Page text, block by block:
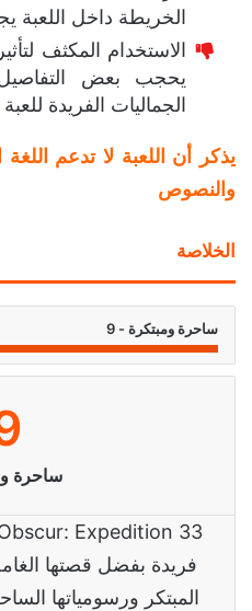
الخريطة داخل اللعبة
الاستخدام المكثف
يحجب بعض
الجماليات الفريدة
يذكر أن اللعبة لا تدعم
والنصوص
الخلاصة
ساحرة ومبتكرة - 9
ساحرة
فريدة بفضل قصتها
المبتكر ورسومياتها